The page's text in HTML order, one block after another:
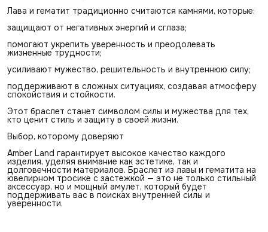
Лава и гематит традиционно считаются камнями, которые:
защищают от негативных энергий и сглаза;
помогают укрепить уверенность и преодолевать
жизненные трудности;
усиливают мужество, решительность и внутреннюю силу;
поддерживают в сложных ситуациях, создавая атмосферу
спокойствия и стойкости.
Этот браслет станет символом силы и мужества для тех,
кто ценит стиль и защиту в своей жизни.
Выбор, которому доверяют
Amber Land гарантирует высокое качество каждого
изделия, уделяя внимание как эстетике, так и
долговечности материалов. Браслет из лавы и гематита на
ювелирном тросике с застежкой — это не только стильный
аксессуар, но и мощный амулет, который будет
поддерживать вас в поисках внутренней силы и
уверенности.